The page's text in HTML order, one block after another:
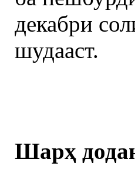
декабри
шудааст.
Шарҳ